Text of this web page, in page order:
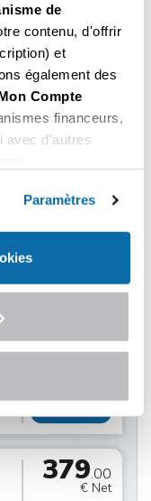
de
contenu, d'offrir
et
également des
Compte
financeurs,
avec d'autres
", vous
Paramètres
459.00
€ Net
S'inscrire
379.00
€ Net
S'inscrire
379.00
€ Net